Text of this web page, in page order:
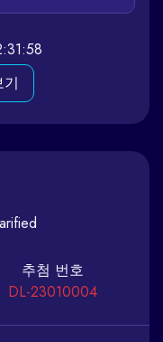
추첨 번호
DL-23010004